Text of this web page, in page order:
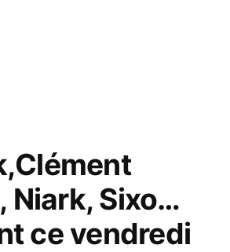
Niark, Sixo…
ce vendredi